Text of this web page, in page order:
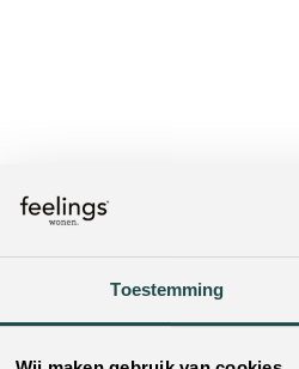
Toestemming
in het echt
van onze woonwinkels
een winkel bij jou in de